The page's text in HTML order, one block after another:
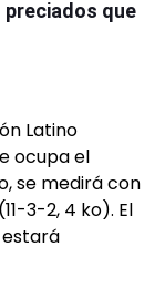
que
Latino
ocupa el
se medirá con
3-2, 4 ko). El